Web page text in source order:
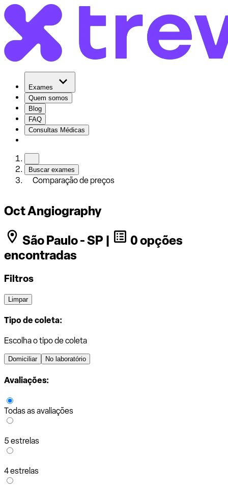
Exames
Quem somos
Blog
FAQ
Consultas Médicas
Buscar exames
Comparação de preços
Oct Angiography
São Paulo - SP |
0 opções
encontradas
Filtros
Limpar
Tipo de coleta:
Escolha o tipo de coleta
Domiciliar No laboratório
Avaliações:
Todas as avaliações
5 estrelas
4 estrelas